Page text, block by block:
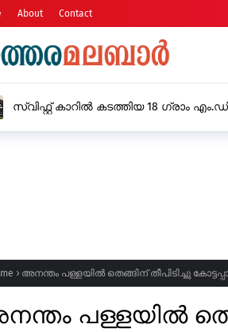
About Contact
സ്വിഫ്റ്റ് കാറിൽ കടത്തിയ 18 ഗ്രാം
അനന്തം പള്ളയിൽ തെങ്ങിന് തീപിടിച്ചു
പള്ളയിൽ